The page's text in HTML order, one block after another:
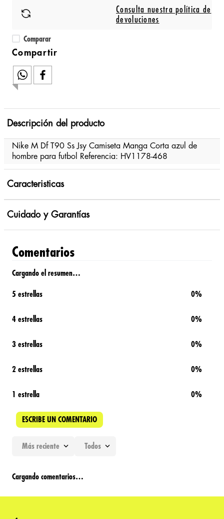
Consulta nuestra política de
devoluciones
Comparar
Descripción del producto
Nike M Df T90 Ss Jsy Camiseta Manga Corta azul de
hombre para futbol Referencia: HV1178-468
Caracteristicas
Cuidado y Garantías
Comentarios
Cargando el resumen…
5 estrellas 0%
4 estrellas 0%
3 estrellas 0%
2 estrellas 0%
1 estrella 0%
ESCRIBE UN COMENTARIO
Agregar comentario
Más reciente Todos
Cargando comentarios…